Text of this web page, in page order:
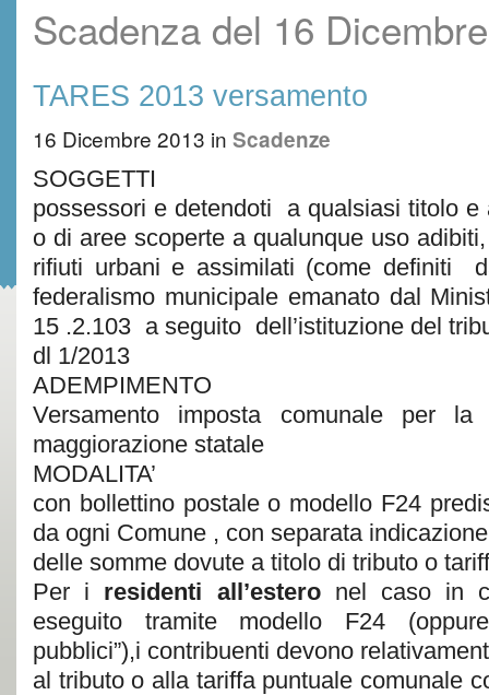
Scadenza del 16
TARES 2013 versamento
16 Dicembre 2013 in Scadenze
SOGGETTI
possessori e detendoti a qualsiasi titolo e
o di aree scoperte a qualunque uso
rifiuti urbani e assimilati (come definiti
federalismo municipale emanato dal
15 .2.103 a seguito dell’istituzione del
dl 1/2013
ADEMPIMENTO
Versamento imposta comunale per
maggiorazione statale
MODALITA’
con bollettino postale o modello F24
da ogni Comune , con separata indicazione
delle somme dovute a titolo di tributo o
Per i residenti all’esteronel caso in
eseguito tramite modello F24
pubblici”),i contribuenti devono
al tributo o alla tariffa puntuale comunale